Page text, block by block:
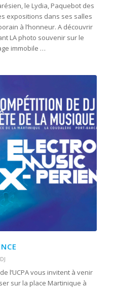
le Lydia, Paquebot des
expositions dans ses salles
à l’honneur. A découvrir
LA photo souvenir sur le
immobile …
l’UCPA vous invitent à venir
sur la place Martinique à